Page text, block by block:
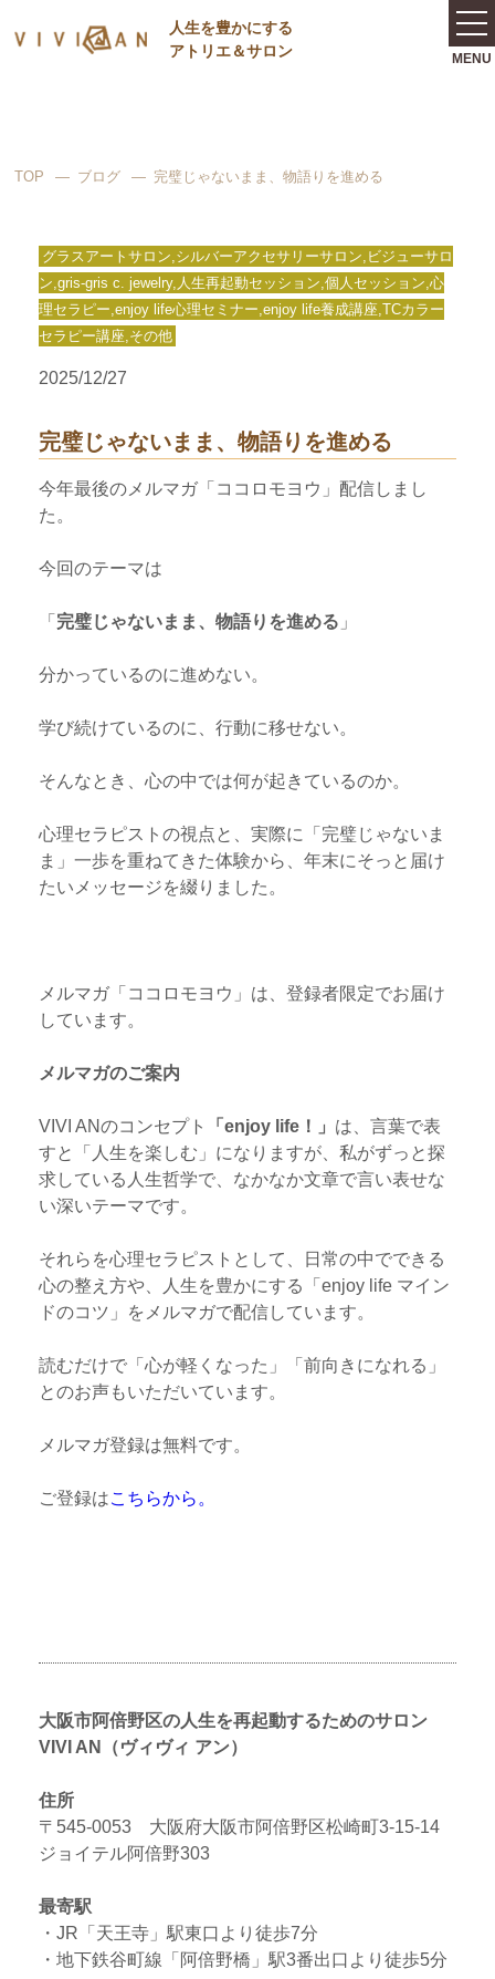
⼈⽣を豊かにする
アトリエ＆サロン
TOP ブログ 完璧じゃないまま、物語りを進める
グラスアートサロン,シルバーアクセサリーサロン,ビジューサロ
ン,gris-gris c. jewelry,人生再起動セッション,個人セッション,心
理セラピー,enjoy life心理セミナー,enjoy life養成講座,TCカラー
セラピー講座,その他
2025/12/27
完璧じゃないまま、物語りを進める
今年最後のメルマガ「ココロモヨウ」配信しまし
た。
今回のテーマは
「 完璧じゃないまま、物語りを進める 」
分かっているのに進めない。
学び続けているのに、行動に移せない。
そんなとき、心の中では何が起きているのか。
心理セラピストの視点と、実際に「完璧じゃないま
ま」一歩を重ねてきた体験から、年末にそっと届け
たいメッセージを綴りました。
メルマガ「ココロモヨウ」は、登録者限定でお届け
しています。
メルマガのご案内
VIVI ANのコンセプト 「enjoy life！」 は、言葉で表
すと「人生を楽しむ」になりますが、私がずっと探
求している人生哲学で、なかなか文章で言い表せな
い深いテーマです。
それらを心理セラピストとして、日常の中でできる
心の整え方や、人生を豊かにする「enjoy life マイン
ドのコツ」をメルマガで配信しています。
読むだけで「心が軽くなった」「前向きになれる」
とのお声もいただいています。
メルマガ登録は無料です。
ご登録はこちらから。
大阪市阿倍野区の人生を再起動するためのサロン
VIVI AN（ヴィヴィ アン）
住所
〒545-0053 大阪府大阪市阿倍野区松崎町3-15-14
ジョイテル阿倍野303
最寄駅
・JR「天王寺」駅東口より徒歩7分
・地下鉄谷町線「阿倍野橋」駅3番出口より徒歩5分